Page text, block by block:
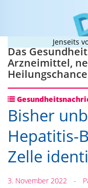
Jenseits von
Das
Arzneimittel,
Bisher
Hepatitis-
Zelle
3. November 2022 -